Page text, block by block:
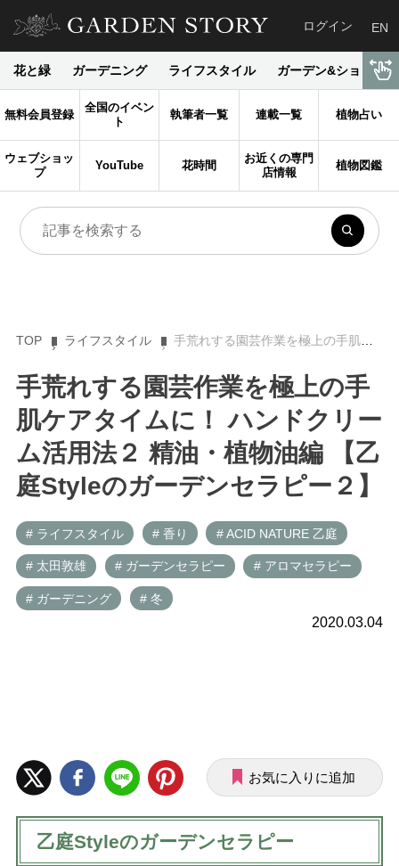
ログイン EN
花と緑 ガーデニング ライフスタイル ガーデン&ショップ
無料会員登録
全国のイベン
ト
執筆者一覧 連載一覧 植物占い
ウェブショッ
プ
YouTube 花時間
お近くの専門
店情報
植物図鑑
TOP ライフスタイル 手荒れする園芸作業を極上の手肌ケアタイムに！ ハンドクリーム活用法２ 精油・植物油編 【乙庭Styleのガーデンセラピー２】
手荒れする園芸作業を極上の手
肌ケアタイムに！ ハンドクリー
ム活用法２ 精油・植物油編 【乙
庭Styleのガーデンセラピー２】
# ライフスタイル # 香り # ACID NATURE 乙庭
# 太田敦雄 # ガーデンセラピー # アロマセラピー
# ガーデニング # 冬
2020.03.04
お気に入りに追加
乙庭Styleのガーデンセラピー